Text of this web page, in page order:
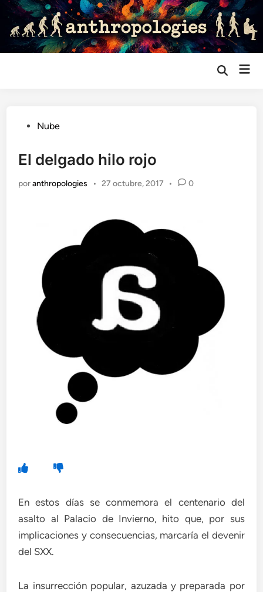
Saltar
contenido
Abrir
Publicado
Nube
El delgado hilo rojo
poranthropologies • 27 octubre, 2017 • 0
En estos días se conmemora el centenario del
asalto al Palacio de Invierno, hito que, por sus
implicaciones y consecuencias, marcaría el devenir
del SXX.
La insurrección popular, azuzada y preparada por